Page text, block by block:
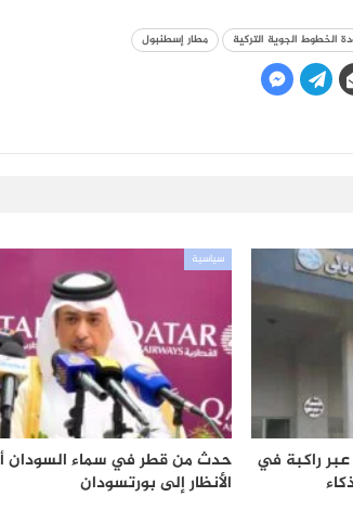
الخطوط الجوية التركية مطار إسطنبول
عبر راكبة في
سياسية
حدث من قطر في سماء السودان
الأنظار إلى بورتسودان